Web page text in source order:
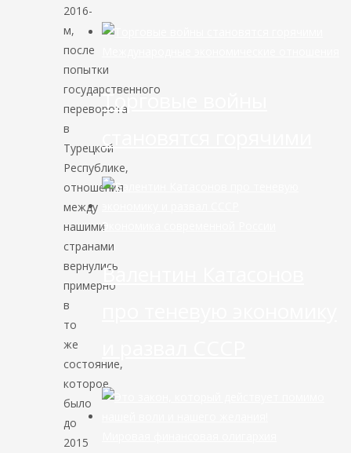
2016-
м,
после
попытки
государственного
переворота
в
Турецкой
Республике,
отношения
между
нашими
странами
вернулись
примерно
в
то
же
состояние,
которое
было
до
2015
Торговые войны
становятся горячими
Экономика современной России
Валентин Катасонов